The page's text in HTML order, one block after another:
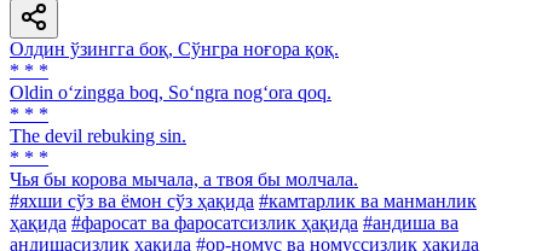
Олдин ўзингга боқ, Сўнгра ноғора қоқ.
* * *
Oldin o‘zingga boq, So‘ngra nog‘ora qoq.
* * *
The devil rebuking sin.
* * *
Чья бы корова мычала, а твоя бы молчала.
#яхши сўз ва ёмон сўз ҳақида #камтарлик ва манманлик
ҳақида #фаросат ва фаросатсизлик ҳақида #андиша ва
андишасизлик ҳақида #ор-номус ва номуссизлик ҳақида